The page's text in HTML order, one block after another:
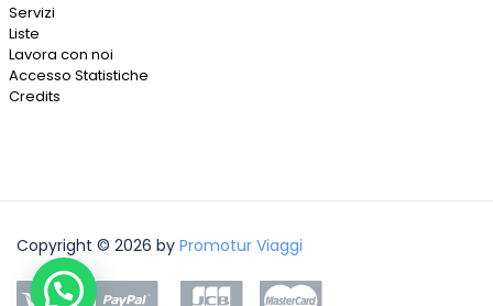
Servizi
Liste
Lavora con noi
Accesso Statistiche
Credits
Copyright © 2026 by Promotur Viaggi